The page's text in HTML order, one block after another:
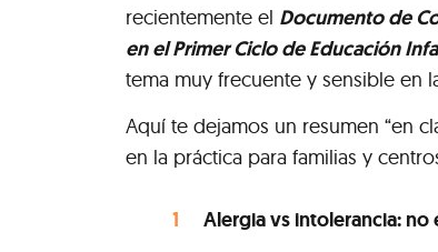
recientemente el Documento de
en el Primer Ciclo de Educación
tema muy frecuente y sensible en
Aquí te dejamos un resumen “en
en la práctica para familias y
Alergia vs intolerancia: no